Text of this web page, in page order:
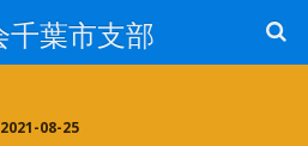
千葉市支部
2021-08-25